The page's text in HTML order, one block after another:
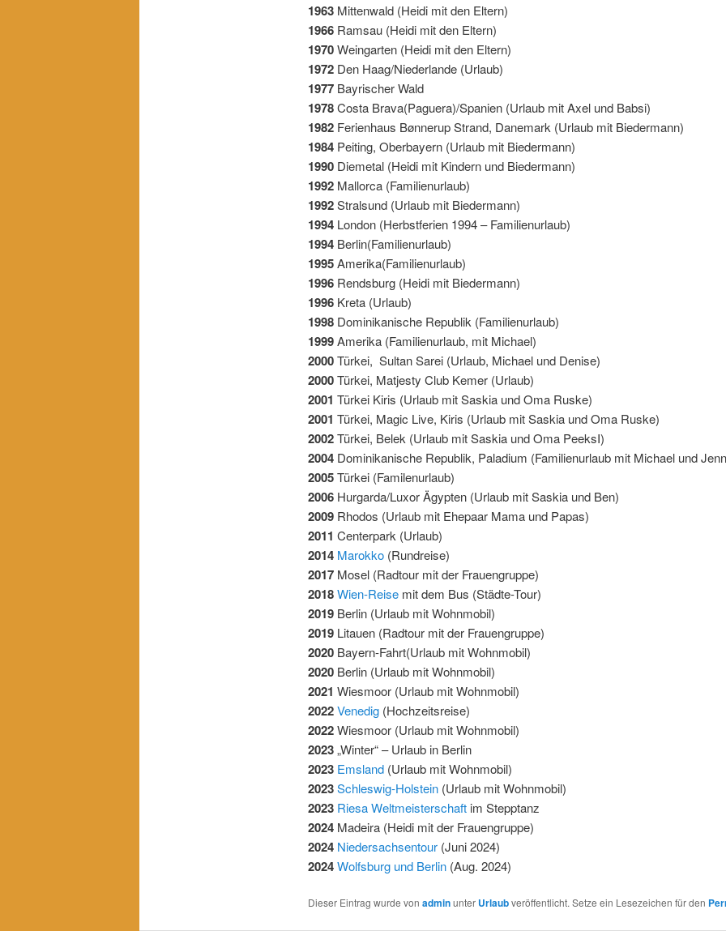
1963 Mittenwald (Heidi mit den Eltern)
1966 Ramsau (Heidi mit den Eltern)
1970Weingarten (Heidi mit den Eltern)
1972 Den Haag/Niederlande (Urlaub)
1977 Bayrischer Wald
1978Costa Brava(Paguera)/Spanien (Urlaub mit Axel und Babsi)
1982 Ferienhaus Bønnerup Strand, Danemark (Urlaub mit Biedermann)
1984 Peiting, Oberbayern (Urlaub mit Biedermann)
1990 Diemetal (Heidi mit Kindern und Biedermann)
1992 Mallorca (Familienurlaub)
1992Stralsund (Urlaub mit Biedermann)
1994 London (Herbstferien 1994 – Familienurlaub)
1994 Berlin(Familienurlaub)
1995Amerika(Familienurlaub)
1996 Rendsburg (Heidi mit Biedermann)
1996 Kreta (Urlaub)
1998 Dominikanische Republik (Familienurlaub)
1999Amerika (Familienurlaub, mit Michael)
2000Türkei, Sultan Sarei (Urlaub, Michael und Denise)
2000Türkei, Matjesty Club Kemer (Urlaub)
2001 Türkei Kiris (Urlaub mit Saskia und Oma Ruske)
2001 Türkei, Magic Live, Kiris (Urlaub mit Saskia und Oma Ruske)
2002Türkei, Belek (Urlaub mit Saskia und Oma PeeksI)
2004 Dominikanische Republik, Paladium (Familienurlaub mit Michael und
2005Türkei (Familenurlaub)
2006 Hurgarda/Luxor Ägypten (Urlaub mit Saskia und Ben)
2009 Rhodos (Urlaub mit Ehepaar Mama und Papas)
2011 Centerpark (Urlaub)
2014 Marokko (Rundreise)
2017 Mosel (Radtour mit der Frauengruppe)
2018Wien-Reisemit dem Bus (Städte-Tour)
2019 Berlin (Urlaub mit Wohnmobil)
2019 Litauen (Radtour mit der Frauengruppe)
2020 Bayern-Fahrt(Urlaub mit Wohnmobil)
2020 Berlin (Urlaub mit Wohnmobil)
2021 Wiesmoor (Urlaub mit Wohnmobil)
2022Venedig (Hochzeitsreise)
2022Wiesmoor (Urlaub mit Wohnmobil)
2023„Winter“ – Urlaub in Berlin
2023 Emsland (Urlaub mit Wohnmobil)
2023Schleswig-Holstein(Urlaub mit Wohnmobil)
2023 Riesa Weltmeisterschaft im Stepptanz
2024 Madeira (Heidi mit der Frauengruppe)
2024 Niedersachsentour(Juni 2024)
2024Wolfsburg und Berlin(Aug. 2024)
Dieser Eintrag wurde von adminunter Urlaubveröffentlicht. Setze ein Lesezeichen für den